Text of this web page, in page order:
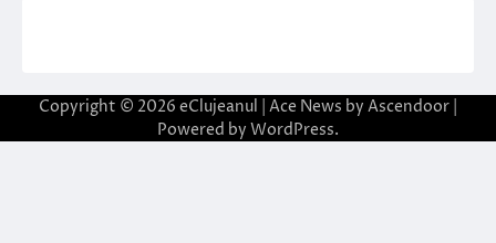
Copyright © 2026 eClujeanul | Ace News by Ascendoor
Powered by WordPress.